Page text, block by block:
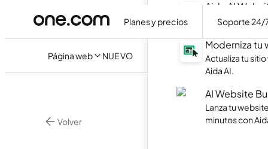
Planes y precios Soporte 24/
Página web NUEVO
Aida AI
Crea tu propia
Moderniza tu
Actualiza tu
Aida AI.
AI Website
Lanza tu
minutos con
Volver